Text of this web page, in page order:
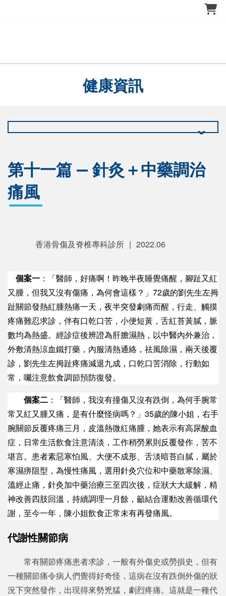
健康資訊
第十一篇 — 針灸＋中藥調治
痛風
香港骨傷及脊椎專科診所 | 2022.06
個案一 ：「醫師，好痛啊！昨晚半夜睡覺痛醒，腳趾又紅
又腫，但我又沒有傷痛，為何會這樣？」72歲的劉先生左拇
趾關節發熱紅腫熱痛一天，夜半突發劇痛而醒，行走、觸摸
疼痛難忍求診，伴有口乾口苦，小便短黃，舌紅苔黃膩，脈
數均為熱盛。經診症後辨證為肝膽濕熱，以中醫內外兼治，
外敷清熱涼血鐵打藥，內服清熱通絡，祛風除濕，兩天後覆
診，劉先生左拇趾疼痛減退九成，口乾口苦消除，行動如
常，囑注意飲食調節預防復發。
個案二 ：「醫師，我沒有撞傷又沒有跌倒，為何手腕常
常又紅又腫又痛，是有什麼怪病嗎？」35歲的陳小姐，右手
腕關節反覆疼痛三月，皮溫熱微紅痛腫，她表示有高尿酸血
症，日常生活飲食注意清淡，工作稍勞累則反覆發作，苦不
堪言。患者素惡寒怕風、大便不成形、舌淡暗苔白膩，屬於
寒濕痹阻型，為慢性痛風，選用針灸穴位和中藥散寒除濕、
溫經止痛，針灸加中藥治療三至四次後，症狀大大緩解，精
神改善四肢回溫，持續調理一月餘，籲結合運動改善循環代
謝，至今一年，陳小姐飲食正常未有再發痛風。
代謝性關節病
常有關節疼痛患者求診，一般有外傷史或勞損史，但有
一種關節痛令病人們覺得好奇怪，這病在沒有跌倒外傷的狀
況下突然發作，出現得來勢兇猛，劇烈疼痛。這就是一種代